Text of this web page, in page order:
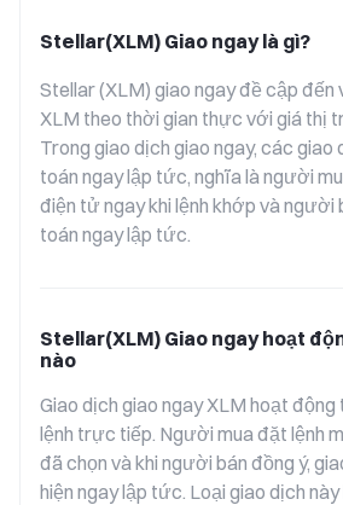
Stellar(XLM) Giao ngay là gì?
Stellar (XLM) giao ngay đề cập đến
XLM theo thời gian thực với giá thị
Trong giao dịch giao ngay, các
toán ngay lập tức, nghĩa là người
điện tử ngay khi lệnh khớp và
toán ngay lập tức.
Stellar(XLM) Giao ngay hoạt
nào
Giao dịch giao ngay XLM hoạt động
lệnh trực tiếp. Người mua đặt lệnh
đã chọn và khi người bán đồng ý,
hiện ngay lập tức. Loại giao dịch